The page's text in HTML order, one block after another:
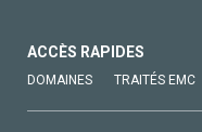
ACCÈS RAPIDES
DOMAINES TRAITÉS EMC